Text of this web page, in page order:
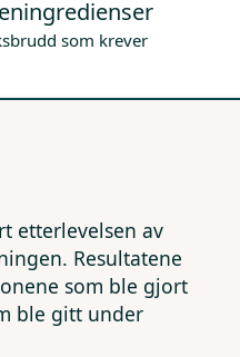
som krever
etterlevelsen av
Resultatene
som ble gjort
ble gitt under